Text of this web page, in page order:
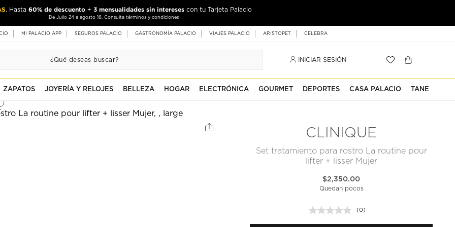
. Hasta 60% de descuento + 3 mensualidades sin intereses con tu Tarjeta Palacio
De Julio 24 a agosto 16. Consulta términos y condiciones
MI PALACIO APP SEGUROS PALACIO GASTRONOMÍA PALACIO VIAJES PALACIO ARISTOPET CELEBRA
INICIAR SESIÓN
ZAPATOS JOYERÍA Y RELOJES BELLEZA HOGAR ELECTRÓNICA GOURMET DEPORTES CASA PALACIO TANE
CLINIQUE
Set tratamiento para rostro La routine pour
lifter + lisser Mujer
$2,350.00
Quedan pocos
Sin
puntuación.
(0)